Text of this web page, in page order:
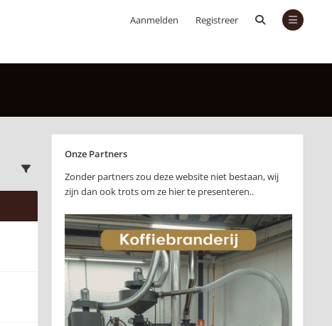
Aanmelden Registreer
Onze Partners
Zonder partners zou deze website niet bestaan, wij
zijn dan ook trots om ze hier te presenteren..